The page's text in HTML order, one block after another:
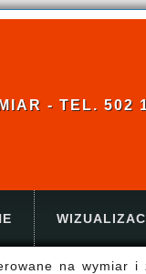
- TEL. 502
na wymiar i